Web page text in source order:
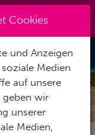
Toggle
Cookies
und Anzeigen
Medien
auf unsere
geben wir
unserer
Medien,